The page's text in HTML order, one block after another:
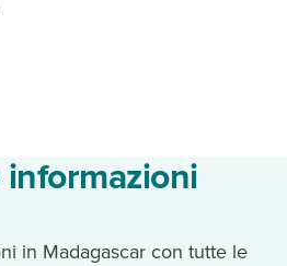
in Madagascar con tutte le